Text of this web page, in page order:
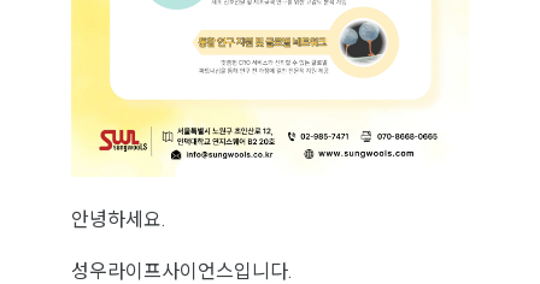
안녕하세요.
성우라이프사이언스입니다.